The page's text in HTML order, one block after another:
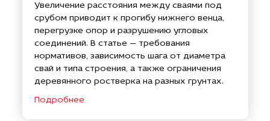
Увеличение расстояния между сваями под
срубом приводит к прогибу нижнего венца,
перегрузке опор и разрушению угловых
соединений. В статье — требования
нормативов, зависимость шага от диаметра
свай и типа строения, а также ограничения
деревянного ростверка на разных грунтах.
Подробнее